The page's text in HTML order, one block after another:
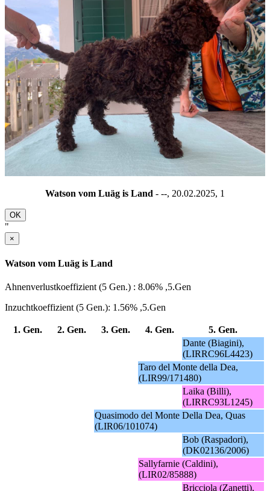
Watson vom Luäg is Land - --, 20.02.2025, 1
OK
"
×
Watson vom Luäg is Land
Ahnenverlustkoeffizient (5 Gen.) : 8.06% ,5.Gen
Inzuchtkoeffizient (5 Gen.): 1.56% ,5.Gen
1. Gen. 2. Gen. 3. Gen. 4. Gen.
5. Gen.
Dante (Biagini),
(LIRRC96L4423)
Taro del Monte della Dea,
(LIR99/171480)
Laika (Billi),
(LIRRC93L1245)
Quasimodo del Monte Della Dea, Quas
(LIR06/101074)
Bob (Raspadori),
(DK02136/2006)
Sallyfarnie (Caldini),
(LIR02/85888)
Bricciola (Zanetti),